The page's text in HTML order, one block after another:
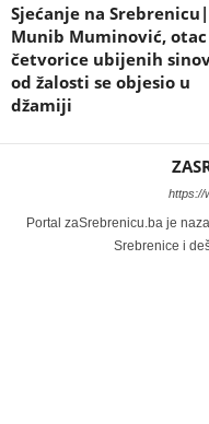
Sjećanje na Srebrenicu|
Munib Muminović, otac
četvorice ubijenih
od žalosti se objesio u
džamiji
https://
Portal zaSrebrenicu.ba je
Srebrenice i